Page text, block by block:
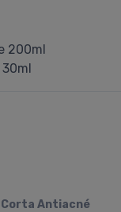
200ml
30ml
Corta Antiacné